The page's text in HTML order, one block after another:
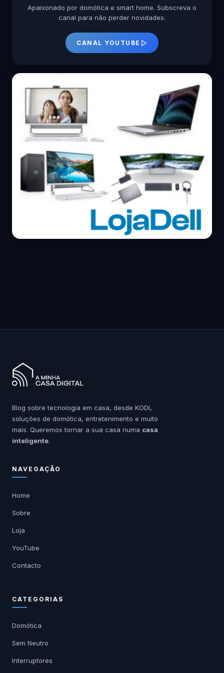
Apaixonado por domótica e smart home. Subscreva o
canal para não perder novidades.
CANAL YOUTUBE
Blog sobre tecnologia em casa, desde KODI,
soluções de domótica, entretenimento e muito
mais. Queremos tornar a sua casa numa casa
inteligente.
NAVEGAÇÃO
Home
Sobre
Loja
YouTube
Contacto
CATEGORIAS
Domótica
Sem Neutro
Interruptores